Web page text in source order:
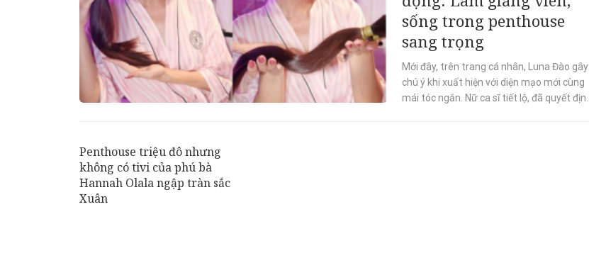
sống trong penthouse
sang trọng
Mới đây, trên trang cá nhân, Luna Đào gây
chú ý khi xuất hiện với diện mạo mới cùng
mái tóc ngắn. Nữ ca sĩ tiết lộ, đã quyết định
Penthouse triệu đô nhưng
không có tivi của phú bà
Hannah Olala ngập tràn sắc
Xuân